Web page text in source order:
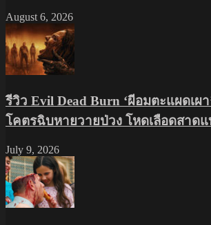
August 6, 2026
รีวิว Evil Dead Burn ‘ผีอมตะแผดเผ
โคตรฉิบหายวายป่วง โหดเลือดสาด
July 9, 2026